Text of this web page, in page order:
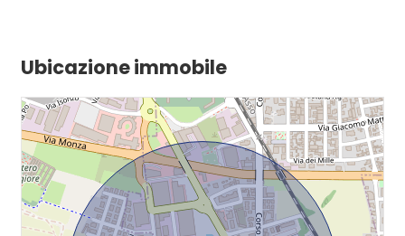
Ubicazione immobile